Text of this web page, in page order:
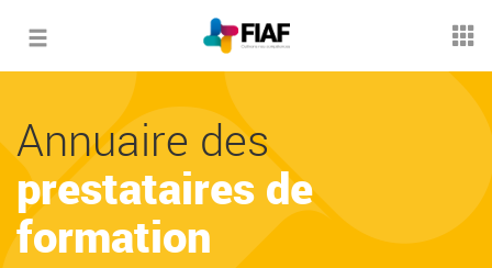
Toggle
Annuaire des
prestataires de
formation